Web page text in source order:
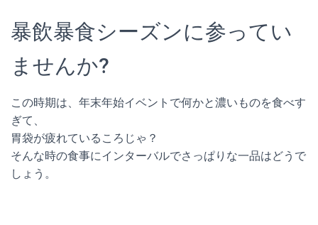
暴飲暴食シーズンに参ってい
ませんか?
この時期は、年末年始イベントで何かと濃いものを食べす
ぎて、
胃袋が疲れているころじゃ？
そんな時の食事にインターバルでさっぱりな一品はどうで
しょう。